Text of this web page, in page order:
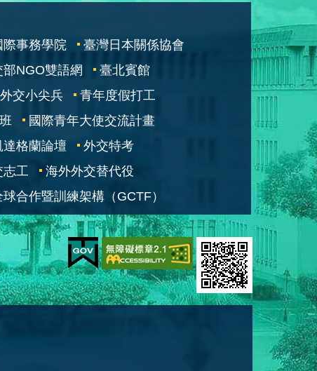
際事務學院
臺灣日本關係協會
部NGO雙語網
臺北賓館
外交小尖兵
青年度假打工
國際青年大使交流計畫
達格蘭論壇
外交特考
志工
海外外交替代役
球合作暨訓練架構（GCTF）